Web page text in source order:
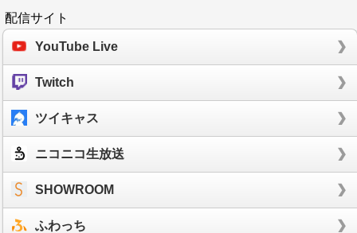
配信サイト
YouTube Live
Twitch
ツイキャス
ニコニコ生放送
SHOWROOM
ふわっち